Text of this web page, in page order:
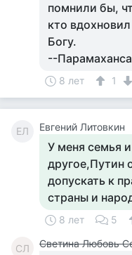
помнили бы,
кто
Богу.
--
8 лет 1
ЕЛ Евгений Литовкин
У меня семья
другое,Путин
допускать к
страны и
8 лет 5
СЛ Светина Любовь